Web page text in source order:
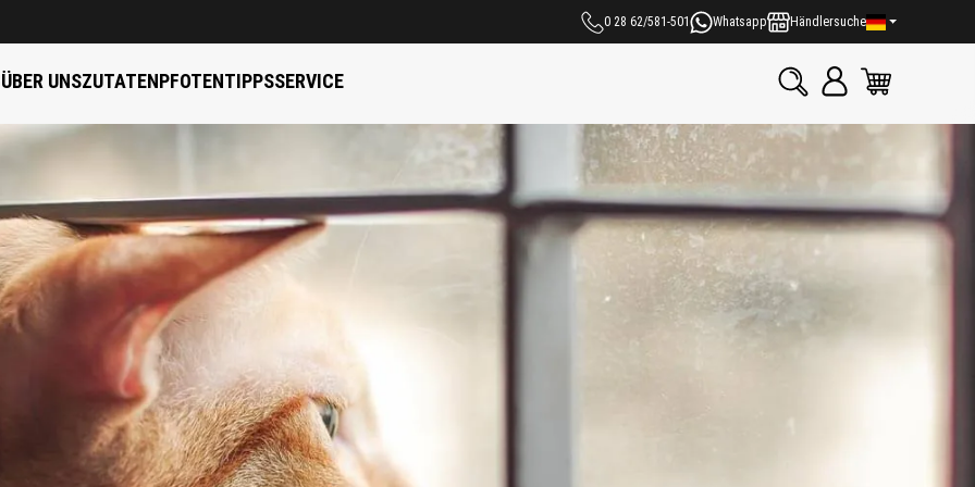
0 28 62/581-501 Whatsapp Händlersuche
ÜBER UNSZUTATENPFOTENTIPPSSERVICE